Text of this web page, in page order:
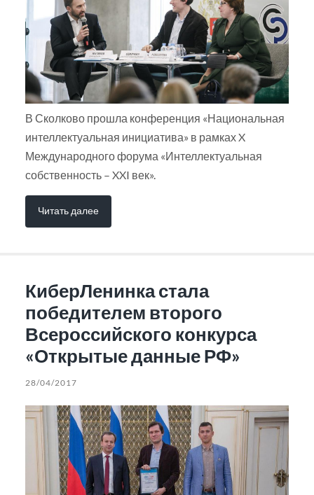
В Сколково прошла конференция «Национальная
интеллектуальная инициатива» в рамках X
Международного форума «Интеллектуальная
собственность – XXI век».
Читать далее
КиберЛенинка стала
победителем второго
Всероссийского конкурса
«Открытые данные РФ»
28/04/2017